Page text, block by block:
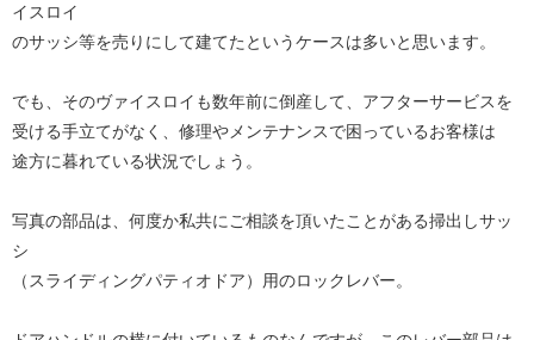
イスロイ
のサッシ等を売りにして建てたというケースは多いと思います。
でも、そのヴァイスロイも数年前に倒産して、アフターサービスを
受ける手立てがなく、修理やメンテナンスで困っているお客様は
途方に暮れている状況でしょう。
写真の部品は、何度か私共にご相談を頂いたことがある掃出しサッ
シ
（スライディングパティオドア）用のロックレバー。